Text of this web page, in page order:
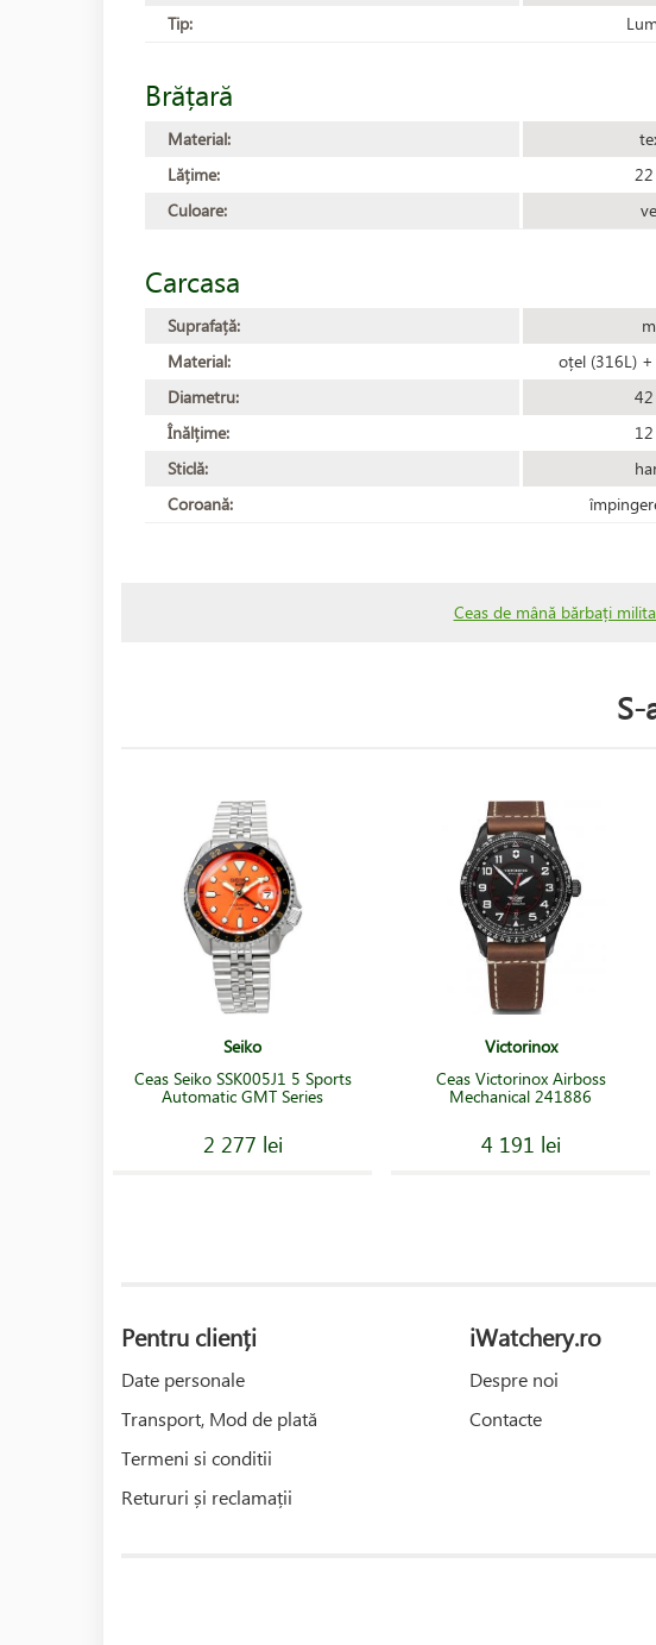
Tip:
Brățară
Material:
Lățime:
Culoare:
Carcasa
Suprafață:
Material:
oțel (316L)
Diametru:
Înălțime:
Sticlă:
Coroană:
Ceas de mână bărbați
S-
Seiko
Ceas Seiko SSK005J1 5 Sports
Automatic GMT Series
2 277 lei
Victorinox
Ceas Victorinox Airboss
Mechanical 241886
4 191 lei
Pentru clienți
Date personale
Transport, Mod de plată
Termeni si conditii
Retururi și reclamații
iWatchery.ro
Despre noi
Contacte